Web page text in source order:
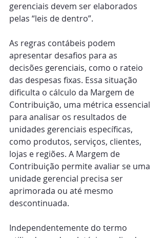
gerenciais devem ser elaborados
pelas “leis de dentro”.
As regras contábeis podem
apresentar desafios para as
decisões gerenciais, como o rateio
das despesas fixas. Essa situação
dificulta o cálculo da Margem de
Contribuição, uma métrica essencial
para analisar os resultados de
unidades gerenciais específicas,
como produtos, serviços, clientes,
lojas e regiões. A Margem de
Contribuição permite avaliar se uma
unidade gerencial precisa ser
aprimorada ou até mesmo
descontinuada.
Independentemente do termo